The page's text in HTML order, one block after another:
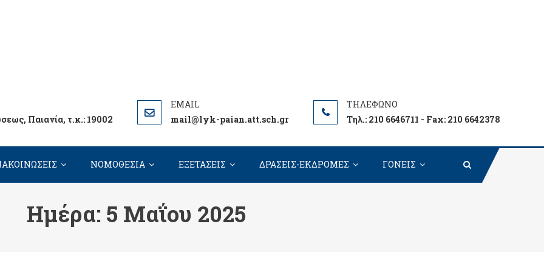
Παιανία, τ.κ.: 19002 mail@lyk-paian.att.sch.gr Τηλ.: 210 6646711 - Fax: 210 6642378
ΝΟΜΟΘΕΣΙΑ ΕΞΕΤΑΣΕΙΣ ΔΡΑΣΕΙΣ-ΕΚΔΡΟΜΕΣ ΓΟΝΕΙΣ
Ημέρα: 5 Μαΐου 2025